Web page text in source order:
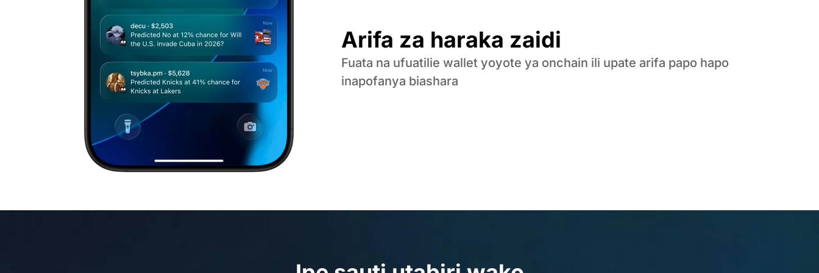
Arifa za haraka zaidi
Fuata na ufuatilie wallet yoyote ya onchain ili upate arifa papo hapo
inapofanya biashara